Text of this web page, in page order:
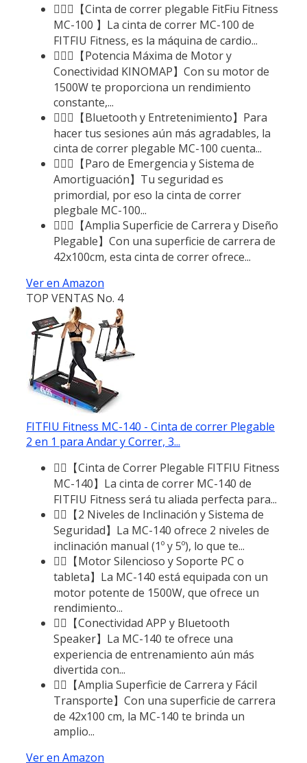
🏃🏻‍♂️【Cinta de correr plegable FitFiu Fitness
MC-100 】La cinta de correr MC-100 de
FITFIU Fitness, es la máquina de cardio...
🏃🏻‍♂️【Potencia Máxima de Motor y
Conectividad KINOMAP】Con su motor de
1500W te proporciona un rendimiento
constante,...
🏃🏻‍♂️【Bluetooth y Entretenimiento】Para
hacer tus sesiones aún más agradables, la
cinta de correr plegable MC-100 cuenta...
🏃🏻‍♂️【Paro de Emergencia y Sistema de
Amortiguación】Tu seguridad es
primordial, por eso la cinta de correr
plegbale MC-100...
🏃🏻‍♂️【Amplia Superficie de Carrera y Diseño
Plegable】Con una superficie de carrera de
42x100cm, esta cinta de correr ofrece...
Ver en Amazon
TOP VENTAS No. 4
FITFIU Fitness MC-140 - Cinta de correr Plegable
2 en 1 para Andar y Correr, 3...
🏃‍♂️【Cinta de Correr Plegable FITFIU Fitness
MC-140】La cinta de correr MC-140 de
FITFIU Fitness será tu aliada perfecta para...
🏃‍♂️【2 Niveles de Inclinación y Sistema de
Seguridad】La MC-140 ofrece 2 niveles de
inclinación manual (1º y 5º), lo que te...
🏃‍♂️【Motor Silencioso y Soporte PC o
tableta】La MC-140 está equipada con un
motor potente de 1500W, que ofrece un
rendimiento...
🏃‍♂️【Conectividad APP y Bluetooth
Speaker】La MC-140 te ofrece una
experiencia de entrenamiento aún más
divertida con...
🏃‍♂️【Amplia Superficie de Carrera y Fácil
Transporte】Con una superficie de carrera
de 42x100 cm, la MC-140 te brinda un
amplio...
Ver en Amazon